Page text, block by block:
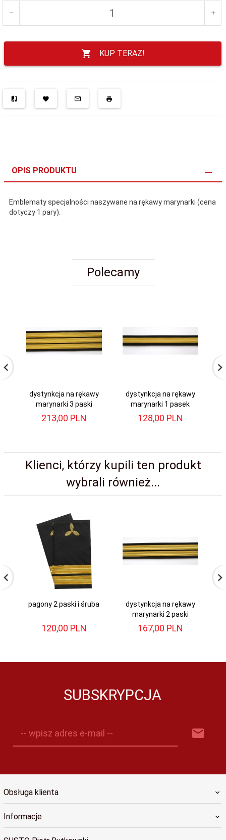
KUP TERAZ!
OPIS PRODUKTU
Emblematy specjalności naszywane na rękawy marynarki (cena
dotyczy 1 pary).
Polecamy
dystynkcja na rękawy
marynarki 3 paski
213,00 PLN
dystynkcja na rękawy
marynarki 1 pasek
128,00 PLN
Klienci, którzy kupili ten produkt
wybrali również...
pagony 2 paski i śruba
120,00 PLN
dystynkcja na rękawy
marynarki 2 paski
167,00 PLN
SUBSKRYPCJA
-- wpisz adres e-mail --
Obsługa klienta
Informacje